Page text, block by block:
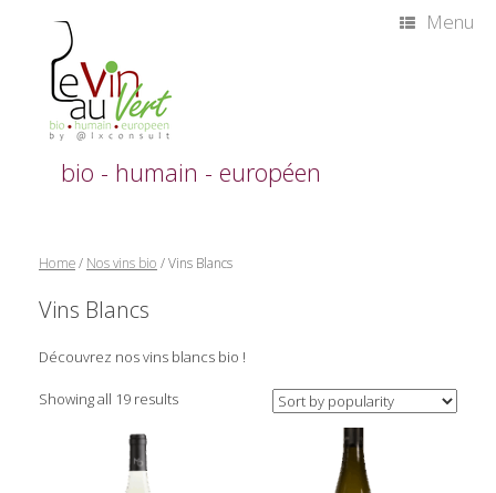
bio - humain - européen
Menu
Home/ Nos vins bio / Vins Blancs
Vins Blancs
Découvrez nos vins blancs bio !
Showing all 19 results